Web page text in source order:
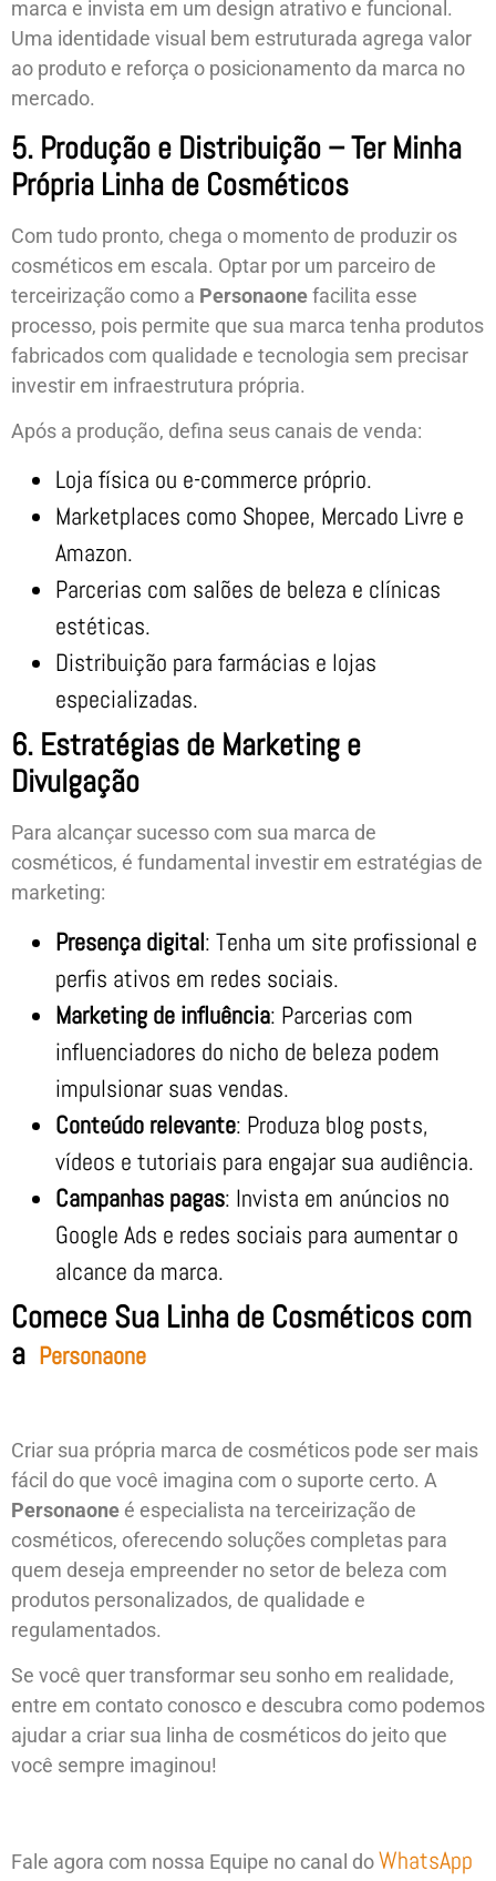
marca e invista em um design atrativo e funcional.
Uma identidade visual bem estruturada agrega valor
ao produto e reforça o posicionamento da marca no
mercado.
5. Produção e Distribuição – Ter Minha
Própria Linha de Cosméticos
Com tudo pronto, chega o momento de produzir os
cosméticos em escala. Optar por um parceiro de
terceirização como a Personaonefacilita esse
processo, pois permite que sua marca tenha produtos
fabricados com qualidade e tecnologia sem precisar
investir em infraestrutura própria.
Após a produção, defina seus canais de venda:
Loja física ou e-commerce próprio.
Marketplaces como Shopee, Mercado Livre e
Amazon.
Parcerias com salões de beleza e clínicas
estéticas.
Distribuição para farmácias e lojas
especializadas.
6. Estratégias de Marketing e
Divulgação
Para alcançar sucesso com sua marca de
cosméticos, é fundamental investir em estratégias de
marketing:
Presença digital: Tenha um site profissional e
perfis ativos em redes sociais.
Marketing de influência: Parcerias com
influenciadores do nicho de beleza podem
impulsionar suas vendas.
Conteúdo relevante: Produza blog posts,
vídeos e tutoriais para engajar sua audiência.
Campanhas pagas: Invista em anúncios no
Google Ads e redes sociais para aumentar o
alcance da marca.
Comece Sua Linha de Cosméticos com
a Personaone
Criar sua própria marca de cosméticos pode ser mais
fácil do que você imagina com o suporte certo. A
Personaone é especialista na terceirização de
cosméticos, oferecendo soluções completas para
quem deseja empreender no setor de beleza com
produtos personalizados, de qualidade e
regulamentados.
Se você quer transformar seu sonho em realidade,
entre em contato conosco e descubra como podemos
ajudar a criar sua linha de cosméticos do jeito que
você sempre imaginou!
Fale agora com nossa Equipe no canal doWhatsApp